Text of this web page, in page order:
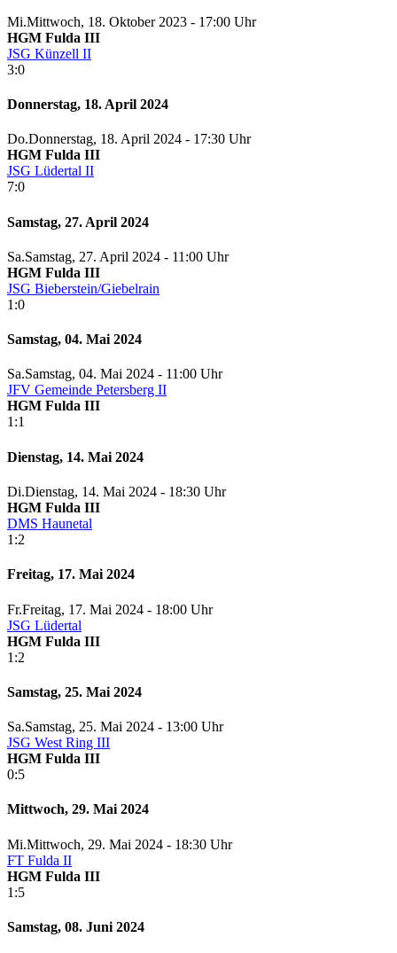
Mi.Mittwoch, 18. Oktober 2023 - 17:00 Uhr
HGM Fulda III
JSG Künzell II
3:0
Donnerstag, 18. April 2024
Do.Donnerstag, 18. April 2024 - 17:30 Uhr
HGM Fulda III
JSG Lüdertal II
7:0
Samstag, 27. April 2024
Sa.Samstag, 27. April 2024 - 11:00 Uhr
HGM Fulda III
JSG Bieberstein/Giebelrain
1:0
Samstag, 04. Mai 2024
Sa.Samstag, 04. Mai 2024 - 11:00 Uhr
JFV Gemeinde Petersberg II
HGM Fulda III
1:1
Dienstag, 14. Mai 2024
Di.Dienstag, 14. Mai 2024 - 18:30 Uhr
HGM Fulda III
DMS Haunetal
1:2
Freitag, 17. Mai 2024
Fr.Freitag, 17. Mai 2024 - 18:00 Uhr
JSG Lüdertal
HGM Fulda III
1:2
Samstag, 25. Mai 2024
Sa.Samstag, 25. Mai 2024 - 13:00 Uhr
JSG West Ring III
HGM Fulda III
0:5
Mittwoch, 29. Mai 2024
Mi.Mittwoch, 29. Mai 2024 - 18:30 Uhr
FT Fulda II
HGM Fulda III
1:5
Samstag, 08. Juni 2024